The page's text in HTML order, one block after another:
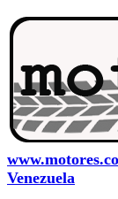
Venezuela